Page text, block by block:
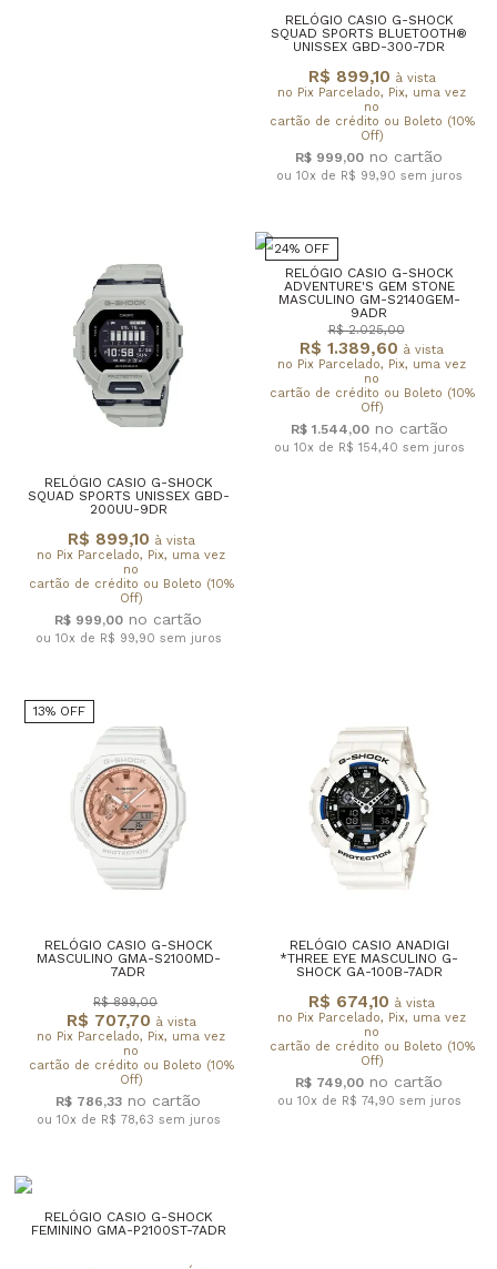
RELÓGIO CASIO G-SHOCK
SQUAD SPORTS BLUETOOTH®
UNISSEX GBD-300-7DR
R$ 899,10 à vista
no Pix Parcelado, Pix, uma vez
no
cartão de crédito ou Boleto (10%
Off)
R$ 999,00
ou 10x de R$ 99,90 sem juros
RELÓGIO CASIO G-SHOCK
SQUAD SPORTS UNISSEX GBD-
200UU-9DR
R$ 899,10 à vista
no Pix Parcelado, Pix, uma vez
no
cartão de crédito ou Boleto (10%
Off)
R$ 999,00
ou 10x de R$ 99,90 sem juros
24% OFF
RELÓGIO CASIO G-SHOCK
ADVENTURE'S GEM STONE
MASCULINO GM-S2140GEM-
9ADR
R$ 1.389,60 à vista
no Pix Parcelado, Pix, uma vez
no
cartão de crédito ou Boleto (10%
Off)
R$ 2.025,00
R$ 1.544,00
ou 10x de R$ 154,40 sem juros
13% OFF
RELÓGIO CASIO G-SHOCK
MASCULINO GMA-S2100MD-
7ADR
R$ 707,70 à vista
no Pix Parcelado, Pix, uma vez
no
cartão de crédito ou Boleto (10%
Off)
R$ 899,00
R$ 786,33
ou 10x de R$ 78,63 sem juros
RELÓGIO CASIO ANADIGI
*THREE EYE MASCULINO G-
SHOCK GA-100B-7ADR
R$ 674,10 à vista
no Pix Parcelado, Pix, uma vez
no
cartão de crédito ou Boleto (10%
Off)
R$ 749,00
ou 10x de R$ 74,90 sem juros
RELÓGIO CASIO G-SHOCK
FEMININO GMA-P2100ST-7ADR